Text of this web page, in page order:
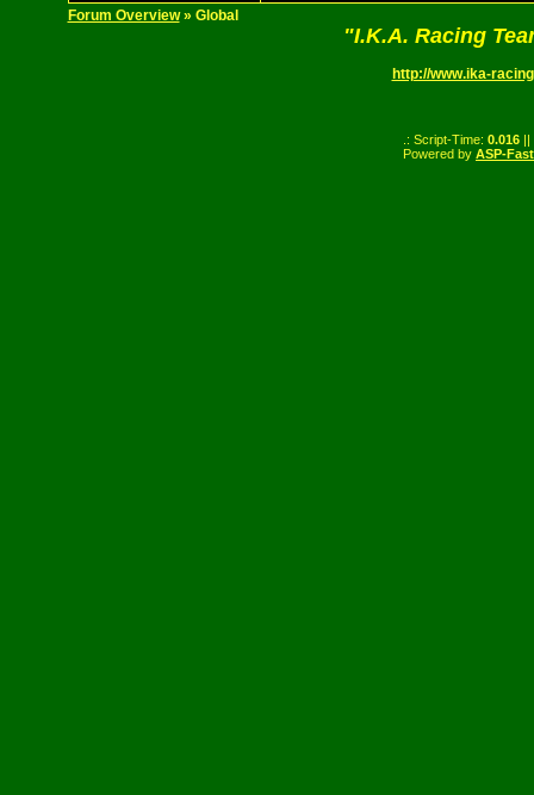
Forum Overview» Global
"I.K.A. Racing
http://www.ika-
.: Script-Time: 0.016 ||
Powered by ASP-